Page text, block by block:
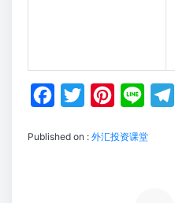
c
n
n
Published on : 外汇投资课堂